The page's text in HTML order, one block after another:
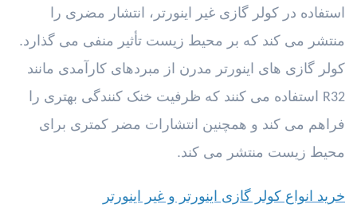
استفاده در کولر گازی غیر اینورتر، انتشار مضری را
منتشر می کند که بر محیط زیست تأثیر منفی می گذارد.
کولر گازی های اینورتر مدرن از مبردهای کارآمدی مانند
R32 استفاده می کنند که ظرفیت خنک کنندگی بهتری را
فراهم می کند و همچنین انتشارات مضر کمتری برای
محیط زیست منتشر می کند.
خرید انواع کولر گازی اینورتر و غیر اینورتر